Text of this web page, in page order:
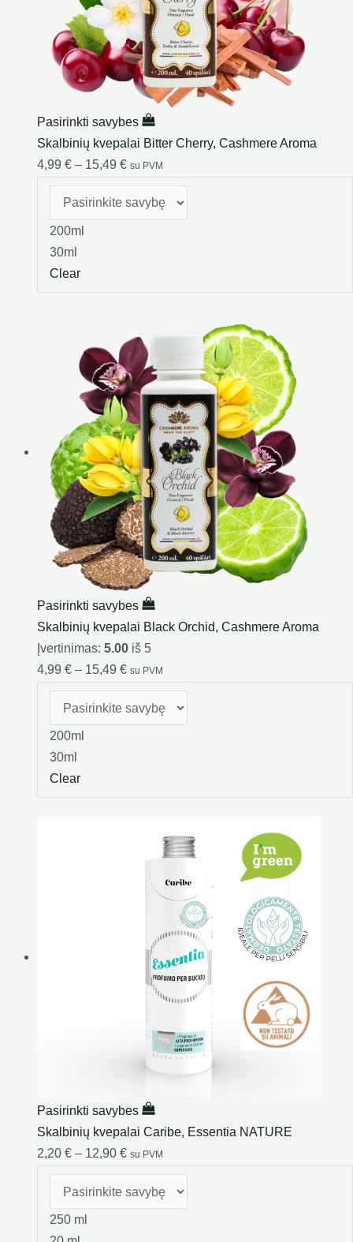
Pasirinkti savybes
Skalbinių kvepalai Bitter Cherry, Cashmere Aroma
4,99 € – 15,49 € su PVM
200ml
30ml
Clear
Pasirinkti savybes
Skalbinių kvepalai Black Orchid, Cashmere Aroma
Įvertinimas: 5.00iš 5
4,99 € – 15,49 € su PVM
200ml
30ml
Clear
Pasirinkti savybes
Skalbinių kvepalai Caribe, Essentia NATURE
2,20 € – 12,90 € su PVM
250 ml